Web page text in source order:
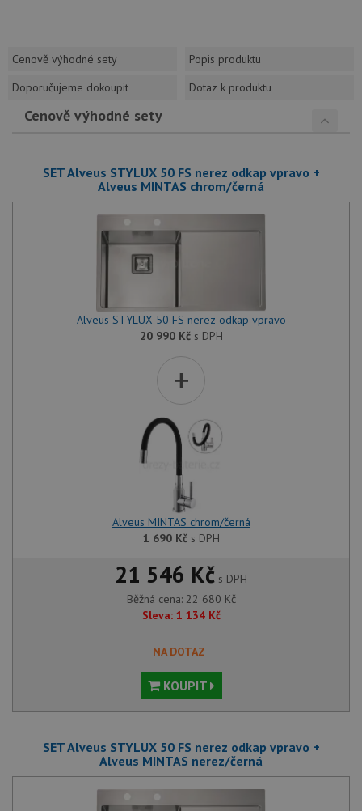
Cenově výhodné sety
Popis produktu
Doporučujeme dokoupit
Dotaz k produktu
Cenově výhodné sety
SET Alveus STYLUX 50 FS nerez odkap vpravo +
Alveus MINTAS chrom/černá
Alveus STYLUX 50 FS nerez odkap vpravo
20 990 Kčs DPH
+
Alveus MINTAS chrom/černá
1 690 Kčs DPH
21 546 Kč s DPH
Běžná cena: 22 680 Kč
Sleva: 1 134 Kč
NA DOTAZ
KOUPIT
SET Alveus STYLUX 50 FS nerez odkap vpravo +
Alveus MINTAS nerez/černá